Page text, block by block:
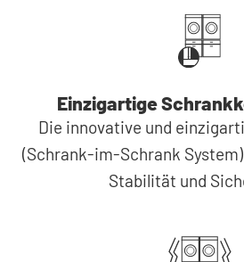
Einzigartige
Die innovative und
(Schrank-im-Schrank
Stabilität und